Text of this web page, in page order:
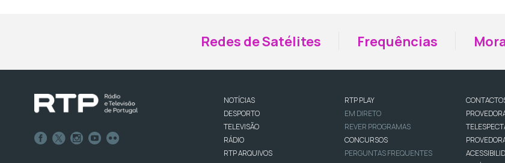
Redes de Satélites Frequências
NOTÍCIAS
DESPORTO
TELEVISÃO
RÁDIO
RTP ARQUIVOS
RTP PLAY
EM DIRETO
REVER PROGRAMAS
CONCURSOS
PERGUNTAS FREQUENTES